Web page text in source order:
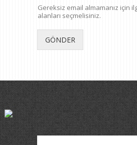
Gereksiz email almamanız için
alanları seçmelisiniz.
GÖNDER